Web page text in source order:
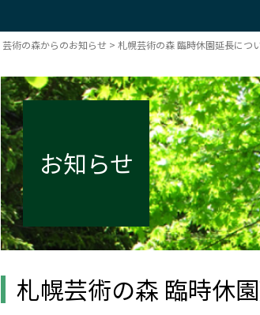
芸術の森からのお知らせ > 札幌芸術の森 臨時休園延長につ
お知らせ
札幌芸術の森 臨時休